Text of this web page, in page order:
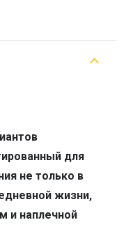
для
не только в
жизни,
и наплечной